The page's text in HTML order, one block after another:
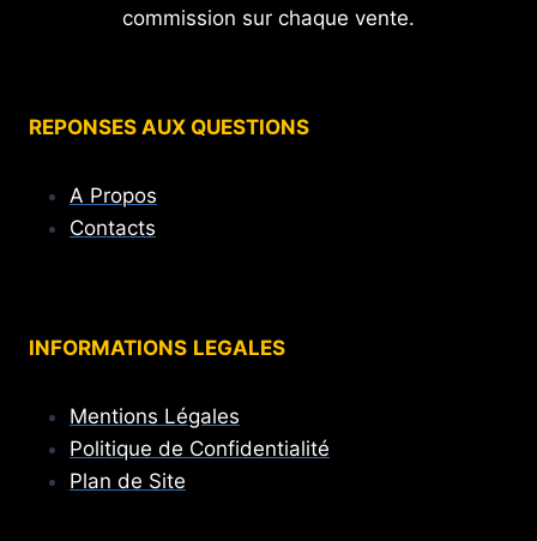
commission sur chaque vente.
REPONSES AUX QUESTIONS
A Propos
Contacts
INFORMATIONS LEGALES
Mentions Légales
Politique de Confidentialité
Plan de Site